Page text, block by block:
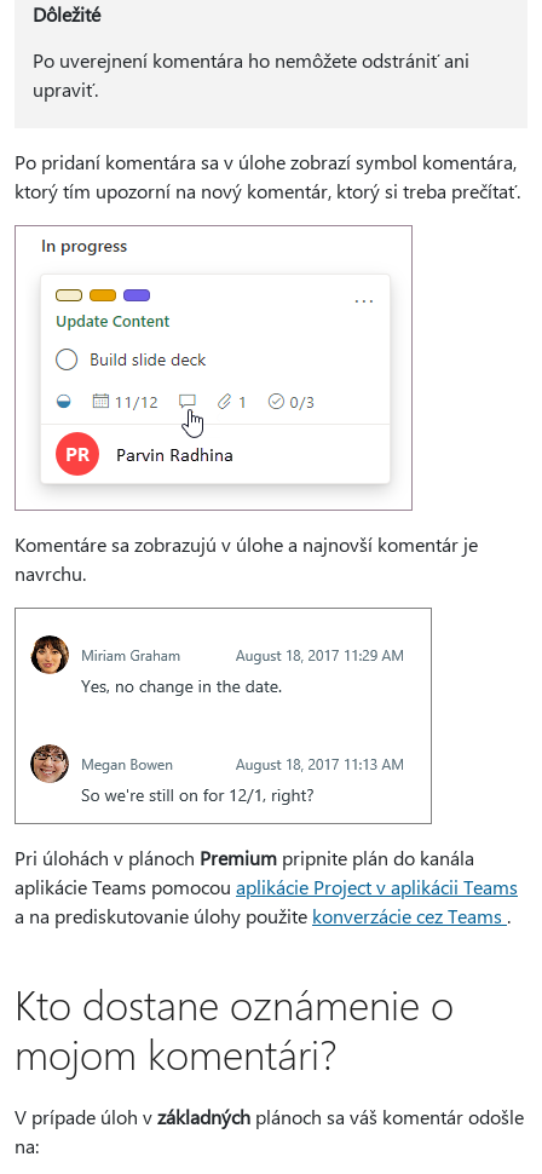
Dôležité
Po uverejnení komentára ho nemôžete odstrániť ani
upraviť.
Po pridaní komentára sa v úlohe zobrazí symbol komentára,
ktorý tím upozorní na nový komentár, ktorý si treba prečítať.
Komentáre sa zobrazujú v úlohe a najnovší komentár je
navrchu.
Pri úlohách v plánoch Premium pripnite plán do kanála
aplikácie Teams pomocou aplikácie Project v aplikácii Teams
a na prediskutovanie úlohy použite konverzácie cez Teams .
Kto dostane oznámenie o
mojom komentári?
V prípade úloh vzákladných plánoch sa váš komentár odošle
na: